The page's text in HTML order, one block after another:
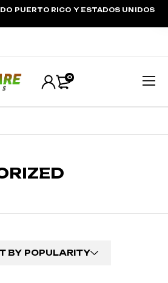
PUERTO RICO Y ESTADOS UNIDOS
0
BY POPULARITY